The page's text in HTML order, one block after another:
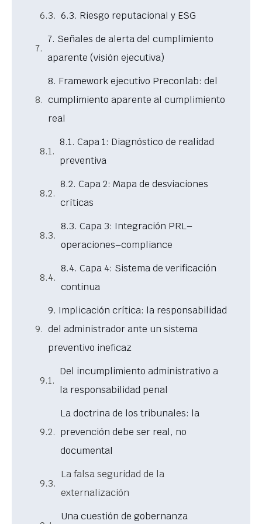
6.3. Riesgo reputacional y ESG
7. Señales de alerta del cumplimiento
aparente (visión ejecutiva)
8. Framework ejecutivo Preconlab: del
cumplimiento aparente al cumplimiento
real
8.1. Capa 1: Diagnóstico de realidad
preventiva
8.2. Capa 2: Mapa de desviaciones
críticas
8.3. Capa 3: Integración PRL–
operaciones–compliance
8.4. Capa 4: Sistema de verificación
continua
9. Implicación crítica: la responsabilidad
del administrador ante un sistema
preventivo ineficaz
Del incumplimiento administrativo a
la responsabilidad penal
La doctrina de los tribunales: la
prevención debe ser real, no
documental
La falsa seguridad de la
externalización
Una cuestión de gobernanza